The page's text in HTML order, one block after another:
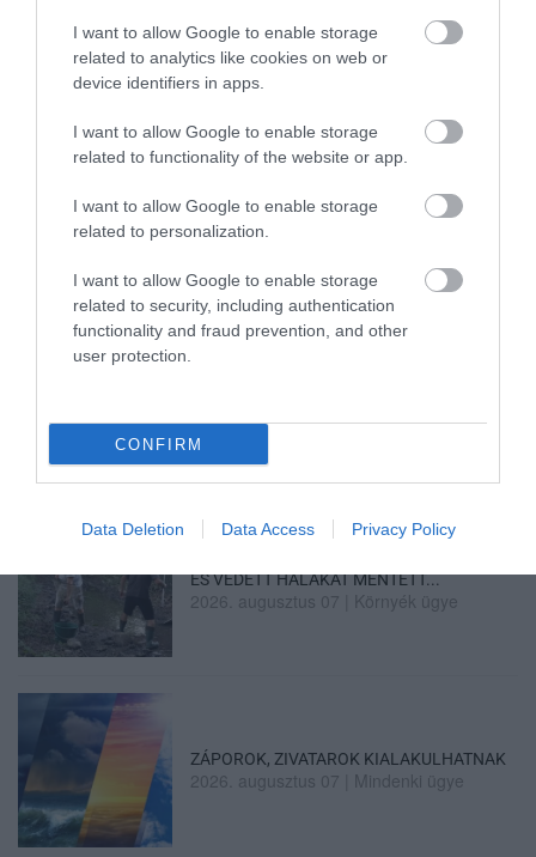
I want to allow Google to enable storage
related to analytics like cookies on web or
device identifiers in apps.
I want to allow Google to enable storage
related to functionality of the website or app.
I want to allow Google to enable storage
related to personalization.
I want to allow Google to enable storage
related to security, including authentication
functionality and fraud prevention, and other
user protection.
CONFIRM
Data Deletion Data Access Privacy Policy
2026. augusztus 07|Eger ügye
INFLÁCIÓ MAGYARORSZÁGON
2026. augusztus 07|Mindenki ügye
ÉS VÉDETT HALAKAT MENTETT...
2026. augusztus 07 Környék ügye
ZÁPOROK, ZIVATAROK KIALAKULHATNAK
2026. augusztus 07 Mindenki ügye